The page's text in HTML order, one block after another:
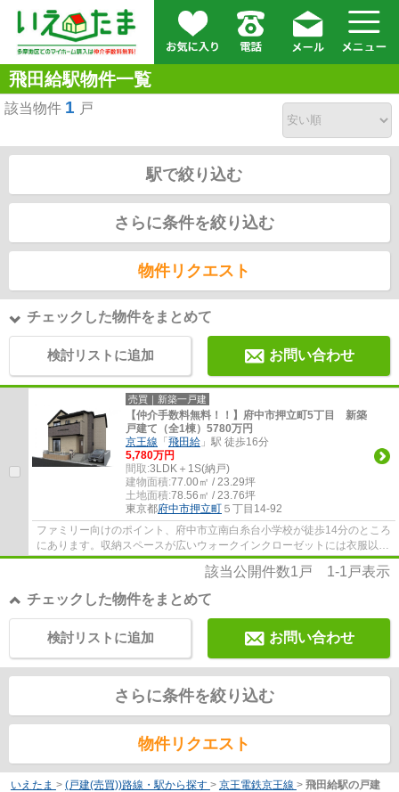
飛田給駅物件一覧
該当物件 1 戸
駅で絞り込む
さらに条件を絞り込む
物件リクエスト
チェックした物件をまとめて
検討リストに追加 お問い合わせ
売買｜新築一戸建
【仲介手数料無料！！】府中市押立町5丁目 新築
戸建て（全1棟）5780万円
京王線 「飛田給 」駅 徒歩16分
5,780万円
間取:3LDK＋1S(納戸)
建物面積:77.00㎡ / 23.29坪
土地面積:78.56㎡ / 23.76坪
東京都府中市押立町 ５丁目14-92
ファミリー向けのポイント、府中市立南白糸台小学校が徒歩14分のところ
にあります。収納スペースが広いウォークインクローゼットには衣服以外
にも沢山の荷物をしまうことができるので...
該当公開件数1 戸 1-1 戸表示
チェックした物件をまとめて
お問い合わせ
検討リストに追加
さらに条件を絞り込む
物件リクエスト
いえたま > (戸建(売買))路線・駅から探す > 京王電鉄京王線 > 飛田給駅の戸建